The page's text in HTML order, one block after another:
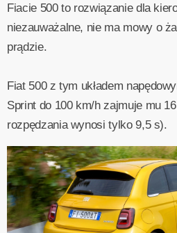
Fiacie 500 to rozwiązanie dla
niezauważalne, nie ma mowy o
prądzie.
Fiat 500 z tym układem
Sprint do 100 km/h zajmuje mu
rozpędzania wynosi tylko 9,5 s).